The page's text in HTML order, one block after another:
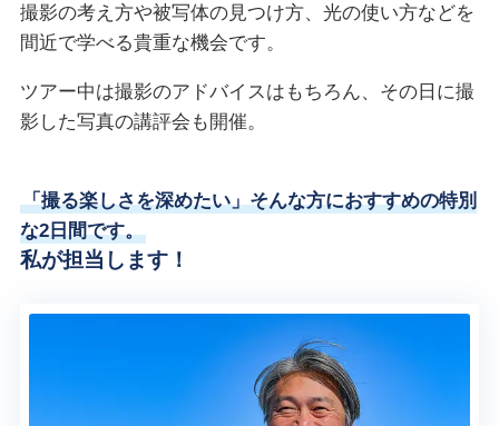
撮影の考え方や被写体の見つけ方、光の使い方などを
間近で学べる貴重な機会です。
ツアー中は撮影のアドバイスはもちろん、その日に撮
影した写真の講評会も開催。
「撮る楽しさを深めたい」そんな方におすすめの特別
な2日間です。
私が担当します！